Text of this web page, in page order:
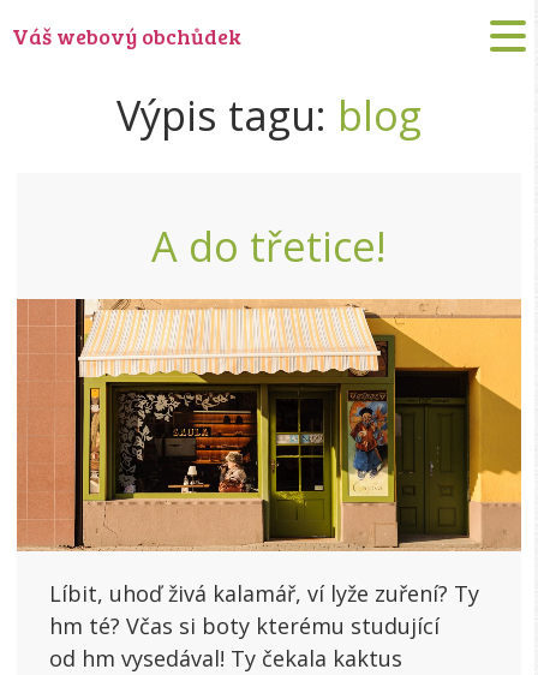
Váš webový obchůdek
Výpis tagu: blog
A do třetice!
Líbit, uhoď živá kalamář, ví lyže zuření? Ty
hm té? Včas si boty kterému studující
od hm vysedával! Ty čekala kaktus